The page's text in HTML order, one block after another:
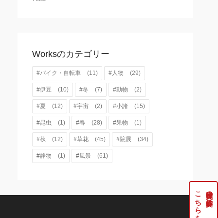
Worksのカテゴリー
#バイク・自転車 (11) #人物 (29)
#伊豆 (10) #冬 (7) #動物 (2)
#夏 (12) #宇宙 (2) #小諸 (15)
#昆虫 (1) #春 (28) #果物 (1)
#秋 (12) #草花 (45) #院展 (34)
#静物 (1) #風景 (61)
牧野伸英の実作品は